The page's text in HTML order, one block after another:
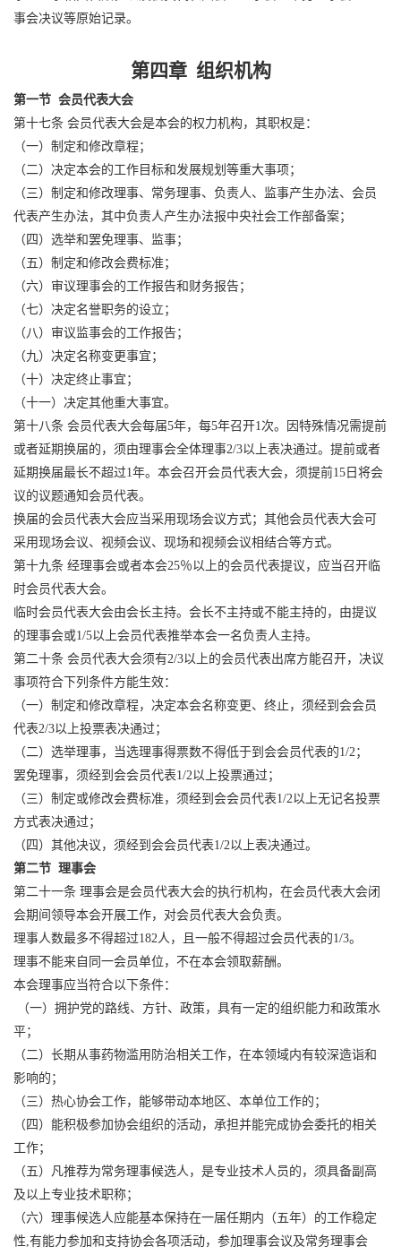
事会决议等原始记录。
第四章 组织机构
第一节 会员代表大会
第十七条 会员代表大会是本会的权力机构，其职权是：
（一）制定和修改章程；
（二）决定本会的工作目标和发展规划等重大事项；
（三）制定和修改理事、常务理事、负责人、监事产生办法、会员
代表产生办法，其中负责人产生办法报中央社会工作部备案；
（四）选举和罢免理事、监事；
（五）制定和修改会费标准；
（六）审议理事会的工作报告和财务报告；
（七）决定名誉职务的设立；
（八）审议监事会的工作报告；
（九）决定名称变更事宜；
（十）决定终止事宜；
（十一）决定其他重大事宜。
第十八条 会员代表大会每届5年，每5年召开1次。因特殊情况需提前
或者延期换届的，须由理事会全体理事2/3以上表决通过。提前或者
延期换届最长不超过1年。本会召开会员代表大会，须提前15日将会
议的议题通知会员代表。
换届的会员代表大会应当采用现场会议方式；其他会员代表大会可
采用现场会议、视频会议、现场和视频会议相结合等方式。
第十九条 经理事会或者本会25％以上的会员代表提议，应当召开临
时会员代表大会。
临时会员代表大会由会长主持。会长不主持或不能主持的，由提议
的理事会或1/5以上会员代表推举本会一名负责人主持。
第二十条 会员代表大会须有2/3以上的会员代表出席方能召开，决议
事项符合下列条件方能生效：
（一）制定和修改章程，决定本会名称变更、终止，须经到会会员
代表2/3以上投票表决通过；
（二）选举理事，当选理事得票数不得低于到会会员代表的1/2；
罢免理事，须经到会会员代表1/2以上投票通过；
（三）制定或修改会费标准，须经到会会员代表1/2以上无记名投票
方式表决通过；
（四）其他决议，须经到会会员代表1/2以上表决通过。
第二节 理事会
第二十一条 理事会是会员代表大会的执行机构，在会员代表大会闭
会期间领导本会开展工作，对会员代表大会负责。
理事人数最多不得超过182人，且一般不得超过会员代表的1/3。
理事不能来自同一会员单位，不在本会领取薪酬。
本会理事应当符合以下条件：
（一）拥护党的路线、方针、政策，具有一定的组织能力和政策水
平；
（二）长期从事药物滥用防治相关工作，在本领域内有较深造诣和
影响的；
（三）热心协会工作，能够带动本地区、本单位工作的；
（四）能积极参加协会组织的活动，承担并能完成协会委托的相关
工作；
（五）凡推荐为常务理事候选人，是专业技术人员的，须具备副高
及以上专业技术职称；
（六）理事候选人应能基本保持在一届任期内（五年）的工作稳定
性,有能力参加和支持协会各项活动，参加理事会议及常务理事会